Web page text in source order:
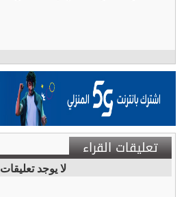
تعليقات القراء
لا يوجد تعليقات